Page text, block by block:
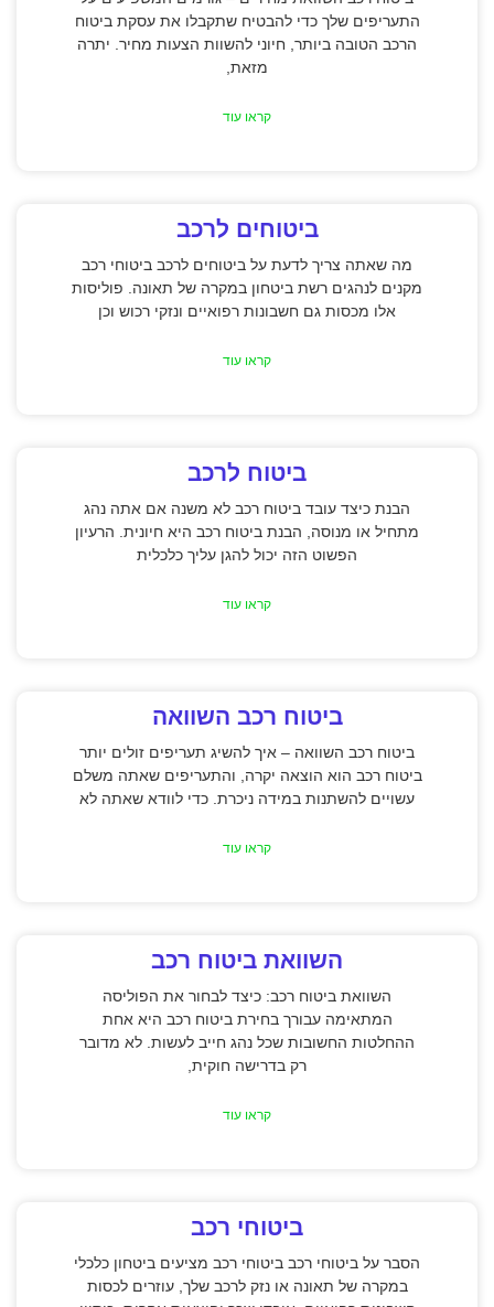
התעריפים שלך כדי להבטיח שתקבלו את עסקת ביטוח
הרכב הטובה ביותר, חיוני להשוות הצעות מחיר. יתרה
מזאת,
קראו עוד
ביטוחים לרכב
מה שאתה צריך לדעת על ביטוחים לרכב ביטוחי רכב
מקנים לנהגים רשת ביטחון במקרה של תאונה. פוליסות
אלו מכסות גם חשבונות רפואיים ונזקי רכוש וכן
קראו עוד
ביטוח לרכב
הבנת כיצד עובד ביטוח רכב לא משנה אם אתה נהג
מתחיל או מנוסה, הבנת ביטוח רכב היא חיונית. הרעיון
הפשוט הזה יכול להגן עליך כלכלית
קראו עוד
ביטוח רכב השוואה
ביטוח רכב השוואה – איך להשיג תעריפים זולים יותר
ביטוח רכב הוא הוצאה יקרה, והתעריפים שאתה משלם
עשויים להשתנות במידה ניכרת. כדי לוודא שאתה לא
קראו עוד
השוואת ביטוח רכב
השוואת ביטוח רכב: כיצד לבחור את הפוליסה
המתאימה עבורך בחירת ביטוח רכב היא אחת
ההחלטות החשובות שכל נהג חייב לעשות. לא מדובר
רק בדרישה חוקית,
קראו עוד
ביטוחי רכב
הסבר על ביטוחי רכב ביטוחי רכב מציעים ביטחון כלכלי
במקרה של תאונה או נזק לרכב שלך, עוזרים לכסות